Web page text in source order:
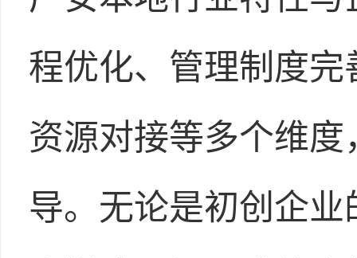
程优化、管理制度
资源对接等多个维
导。无论是初创企